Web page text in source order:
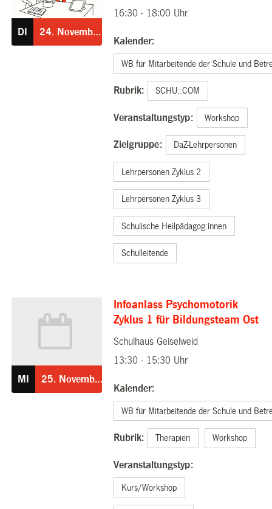
DI 24. November
16:30 - 18:00 Uhr
Kalender:
WB für Mitarbeitende der Schule und
Rubrik: SCHU::COM
Veranstaltungstyp: Workshop
Zielgruppe: DaZ-Lehrpersonen
Lehrpersonen Zyklus 2
Lehrpersonen Zyklus 3
Schulische Heilpädagog:innen
Schulleitende
MI 25. November
Infoanlass Psychomotorik
Zyklus 1 für Bildungsteam Ost
Schulhaus Geiselweid
13:30 - 15:30 Uhr
Kalender:
WB für Mitarbeitende der Schule und
Rubrik: Therapien Workshop
Veranstaltungstyp:
Kurs/Workshop